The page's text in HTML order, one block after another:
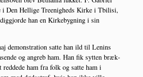
i Den Hel­li­ge Tre­e­nig­heds Kir­ke i Tbi­li­si,
han en Kir­ke­byg­ning i sin
demon­stra­tion sat­te han ild til Lenins
og angreb ham. Han fik syt­ten bræk­
ham fra folk og sat­te ham i